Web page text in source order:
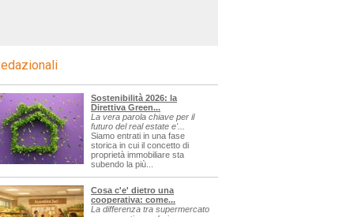
Sostenibilità 2026: la
Direttiva Green...
La vera parola chiave per il
futuro del real estate e'...
Siamo entrati in una fase
storica in cui il concetto di
proprietà immobiliare sta
subendo la più...
Cosa c'e' dietro una
cooperativa: come...
La differenza tra supermercato